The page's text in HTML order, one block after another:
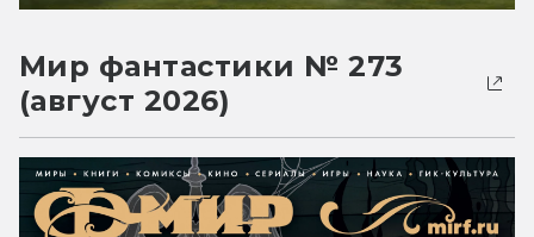
Мир фантастики № 273
(август 2026)